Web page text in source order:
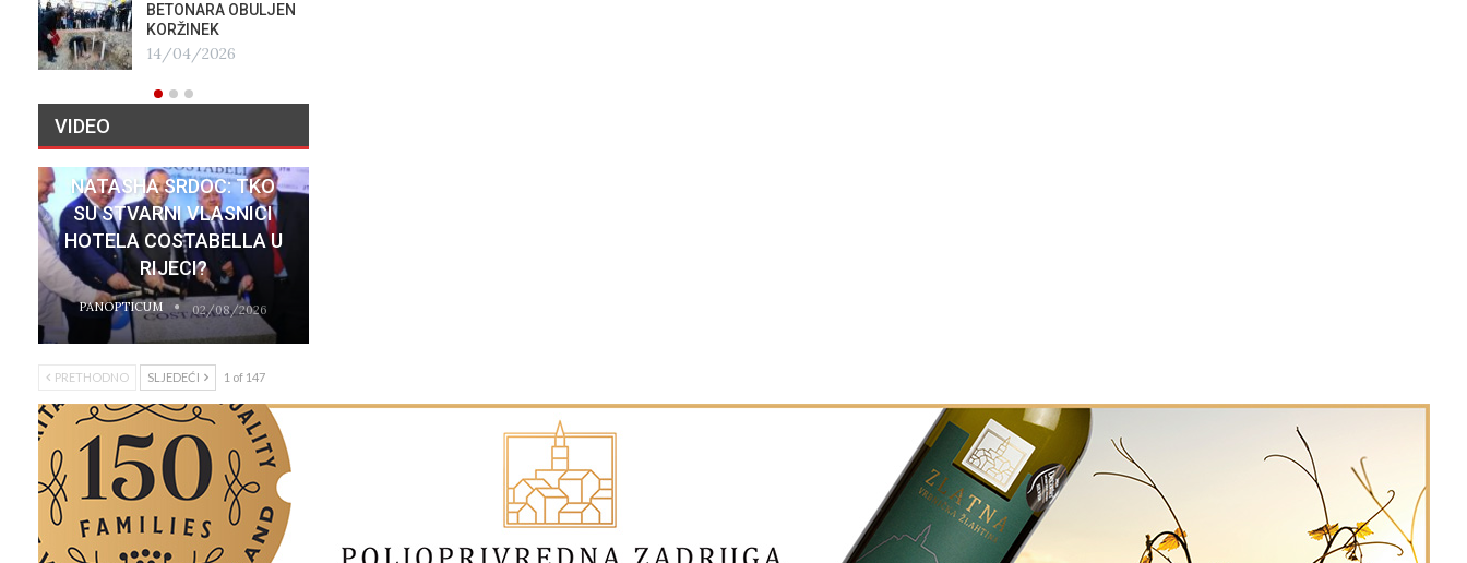
BETONARA OBULJEN
KORŽINEK
14/04/2026
VIDEO
NATASHA SRDOC: TKO
SU STVARNI VLASNICI
HOTELA COSTABELLA U
RIJECI?
PANOPTICUM 02/08/2026
PRETHODNO SLJEDEĆI 1 of 147